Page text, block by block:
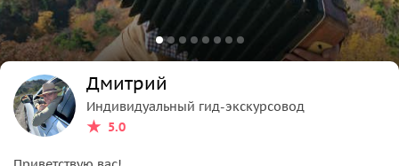
Дмитрий
Индивидуальный гид-экскурсовод
5.0